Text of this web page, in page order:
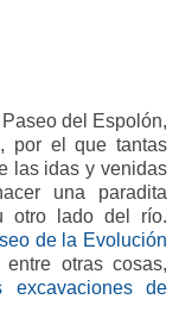
del Espolón,
, por el que tantas
las idas y venidas
una paradita
otro lado del río.
de la Evolución
entre otras cosas,
excavaciones de